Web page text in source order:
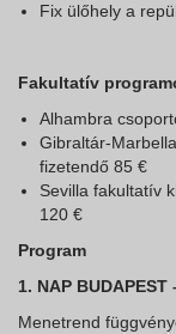
Fix ülőhely a
Fakultatív
Alhambra
Gibraltár-
fizetendő 85 €
Sevilla fakultatív
120 €
Program
1. NAP BUDAPEST
Menetrend